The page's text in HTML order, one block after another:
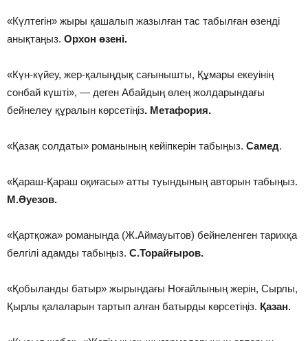
«Күлтегін» жыры қашалып жазылған тас табылған өзенді
анықтаңыз. Орхон өзені.
«Күн-күйеу, жер-қалыңдық сағынышты, Құмары екеуінің
сонбай күшті», — деген Абайдың өлең жолдарындағы
бейнелеу құралын көрсетіңіз. Метафория.
«Қазақ солдаты» романының кейіпкерін табыңыз. Самед.
«Қараш-Қараш оқиғасы» атты туындының авторын табыңыз.
М.Әуезов.
«Қартқожа» романында (Ж.Аймауытов) бейнеленген тарихқа
белгілі адамды табыңыз. С.Торайғыров.
«Қобыланды батыр» жырындағы Ноғайлының жерін, Сырлы,
Қырлы қалаларын тартып алған батырды көрсетіңіз. Қазан.